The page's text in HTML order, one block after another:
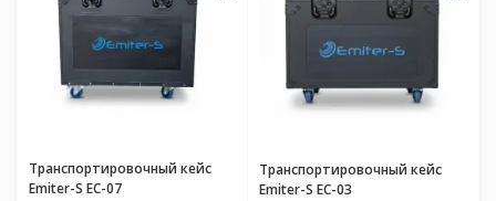
Транспортировочный кейс
Emiter-S EC-07
Транспортировочный кейс
Emiter-S EC-03